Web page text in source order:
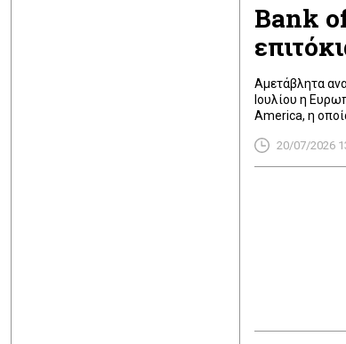
Bank
Αμετάβλητα
Ιουλίου η
America, η
αμερικανική
δημοσιευθεί […]
20/07/2026